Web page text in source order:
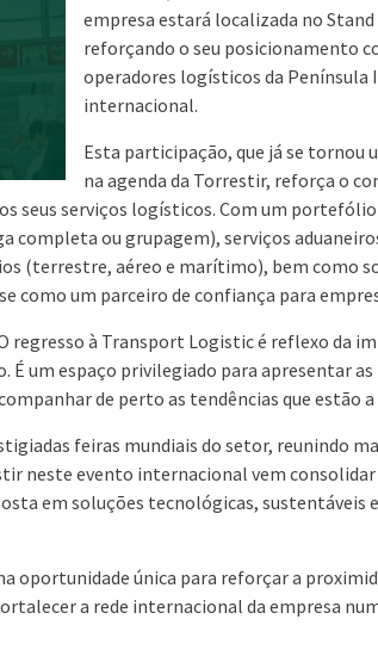
empresa estará localizada no Stand
reforçando o seu posicionamento
operadores logísticos da Península
internacional.
Esta participação, que já se tornou
na agenda da Torrestir, reforça o
seus serviços logísticos. Com um
ou grupagem), serviços
(terrestre, aéreo e marítimo), bem como
como um parceiro de confiança para
regresso à Transport Logistic é reflexo da
um espaço privilegiado para apresentar as
de perto as tendências que estão
feiras mundiais do setor, reunindo
neste evento internacional vem consolidar
em soluções tecnológicas, sustentáveis
oportunidade única para reforçar a
a rede internacional da empresa